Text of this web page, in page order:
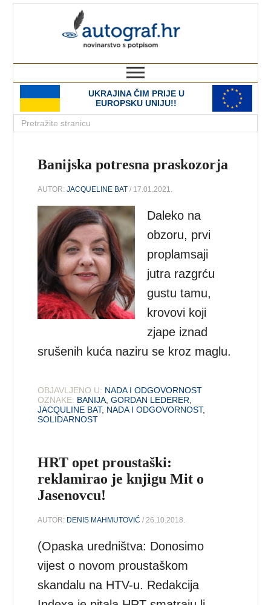
UKRAJINA ČIM PRIJE U
EUROPSKU UNIJU!!
Banijska potresna praskozorja
AUTOR:JACQUELINE BAT / 17.01.2021.
Daleko na
obzoru, prvi
proplamsaji
jutra razgrću
gustu tamu,
krovovi koji
zjape iznad
srušenih kuća naziru se kroz maglu.
OBJAVLJENO U: NADA I ODGOVORNOST
OZNAKE: BANIJA ,GORDAN LEDERER
JACQULINE BAT, NADA I ODGOVORNOST,
SOLIDARNOST
HRT opet proustaški:
reklamirao je knjigu Mit o
Jasenovcu!
AUTOR: DENIS MAHMUTOVIĆ / 26.10.2018.
(Opaska uredništva: Donosimo
vijest o novom proustaškom
skandalu na HTV-u. Redakcija